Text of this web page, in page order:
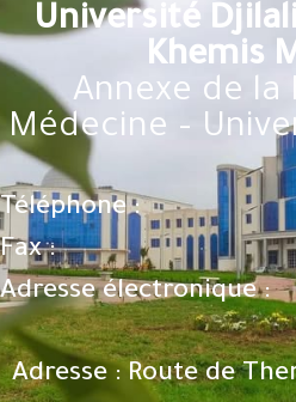
Université
Khemis
Annexe de la
Médecine –
Téléphone :
Fax :
Adresse électronique :
Adresse : Route de